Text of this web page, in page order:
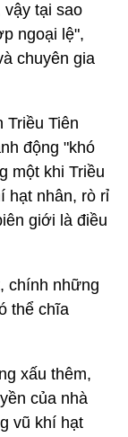
tại sao
ngoại lệ",
chuyên gia
Triều Tiên
động "khó
một khi Triều
hạt nhân, rò rỉ
giới là điều
chính những
thể chĩa
xấu thêm,
của nhà
vũ khí hạt